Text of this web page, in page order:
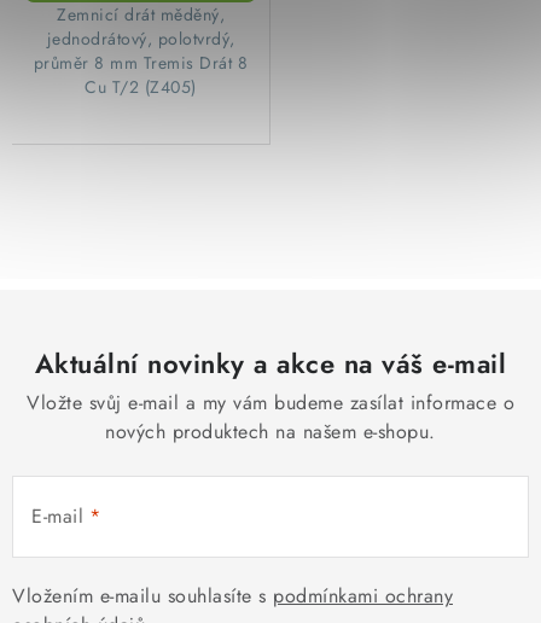
​Zemnicí drát měděný,
jednodrátový, polotvrdý,
průměr 8 mm Tremis Drát 8
Cu T/2 (Z405)
a
c
p
r
v
k
y
Aktuální novinky a akce na váš e-mail
Vložte svůj e-mail a my vám budeme zasílat informace o
nových produktech na našem e-shopu.
E-mail
Vložením e-mailu souhlasíte s podmínkami ochrany